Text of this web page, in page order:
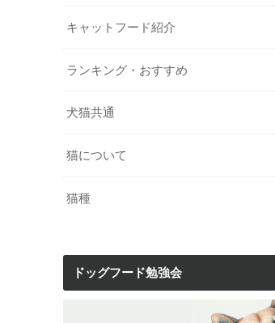
キャットフード紹介
ランキング・おすすめ
犬猫共通
猫について
猫種
ドッグフード勉強会